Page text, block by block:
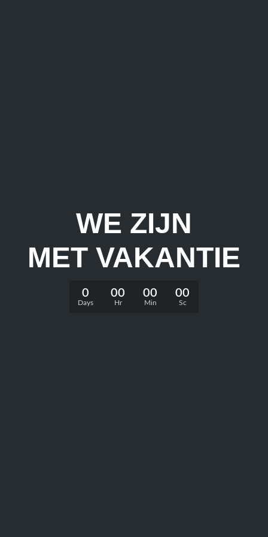
WE ZIJN
MET VAKANTIE
0
Days
00
Hr
00
Min
00
Sc